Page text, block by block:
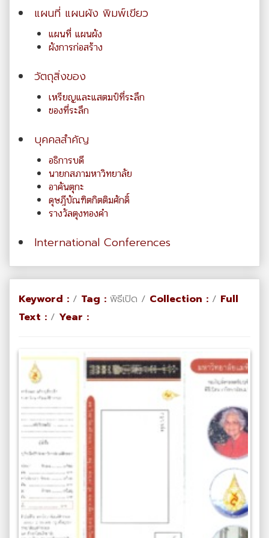
แผนที่ แผนผัง พิมพ์เขียว
แผนที่ แผนผัง
ผังการก่อสร้าง
วัตถุสิ่งของ
เหรียญและแสตมป์ที่ระลึก
ของที่ระลึก
บุคคลสำคัญ
อธิการบดี
นายกสภามหาวิทยาลัย
อาคันตุกะ
ดุษฎีบัณฑิตกิตติมศักดิ์
รางวัลตุงทองคำ
International Conferences
Keyword : / Tag : พิธีเปิด / Collection : / Full
Text : / Year :